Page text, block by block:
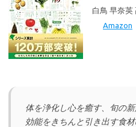
白鳥 早奈英
Amazon
体を浄化し心を癒す、旬の
効能をきちんと引き出す食